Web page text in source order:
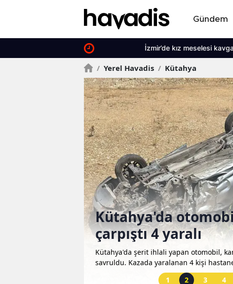
Gündem
İzmir’de kız meselesi kavgası kanlı bitti
/ Yerel Havadis / Kütahya
Kütahya'da
çarpıştı 4 yaralı
Kütahya'da şerit ihlali yapan otomobil,
savruldu. Kazada yaralanan 4 kişi
1 2 3 4